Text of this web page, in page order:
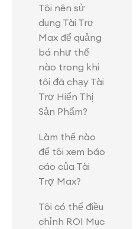
Tôi nên sử
dụng Tài Trợ
Max để quảng
bá như thế
nào trong khi
tôi đã chạy Tài
Trợ Hiển Thị
Sản Phẩm?
Làm thế nào
để tôi xem báo
cáo của Tài
Trợ Max?
Tôi có thể điều
chỉnh ROI Mục